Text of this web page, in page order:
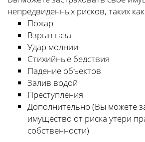
непредвиденных рисков, таких
Пожар
Взрыв газа
Удар молнии
Стихийные бедствия
Падение объектов
Залив водой
Преступления
Дополнительно (Вы можете
имущество от риска утери
собственности)